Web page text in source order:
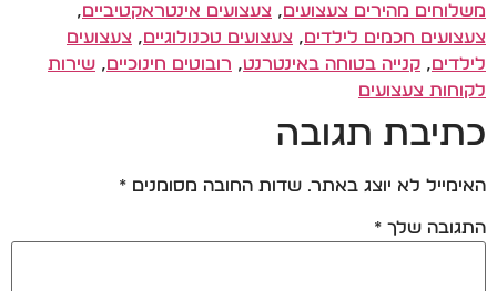
משלוחים מהירים צעצועים, צעצועים אינטראקטיביים,
צעצועים חכמים לילדים, צעצועים טכנולוגיים, צעצועים
לילדים, קנייה בטוחה באינטרנט, רובוטים חינוכיים, שירות
לקוחות צעצועים
כתיבת תגובה
האימייל לא יוצג באתר. שדות החובה מסומנים *
התגובה שלך *